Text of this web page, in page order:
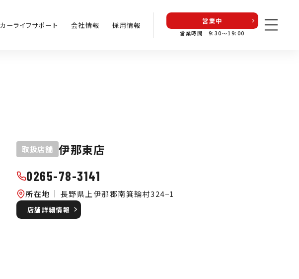
カーライフサポート 会社情報 採用情報 営業中
営業時間 9:30〜19:00
取扱店舗 伊那東店
0265-78-3141
所在地 長野県上伊那郡南箕輪村324−1
店舗詳細情報